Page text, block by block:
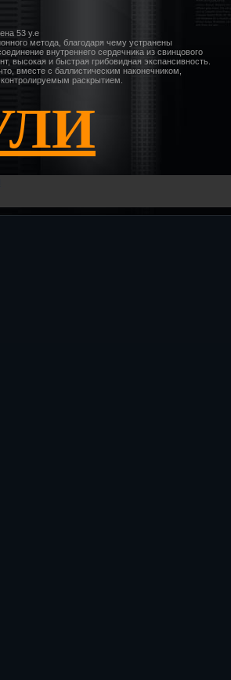
53 у.е
метода, благодаря чему устранены
внутреннего сердечника из свинцового
высокая и быстрая грибовидная экспансивность.
вместе с баллистическим наконечником,
раскрытием.